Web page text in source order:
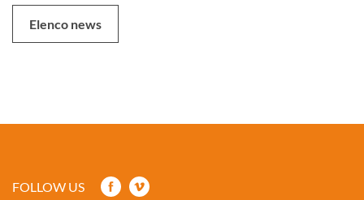
Elenco news
FOLLOW US